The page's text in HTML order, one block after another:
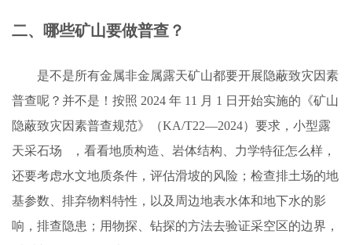
二、哪些矿山要做普查？
是不是所有金属非金属露天矿山都要开展隐蔽致灾因素
普查呢？并不是！按照 2024 年 11 月 1 日开始实施的《矿山
隐蔽致灾因素普查规范》（KA/T22—2024）要求， 小型露
天采石场
，看看地质构造、岩体结构、力学特征怎么样，
还要考虑水文地质条件，评估滑坡的风险；检查排土场的地
基参数、排弃物料特性，以及周边地表水体和地下水的影
响，排查隐患；用物探、钻探的方法去验证采空区的边界，